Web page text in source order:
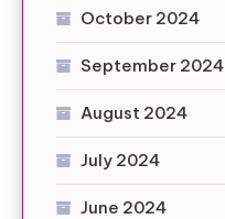
October 2024
September 2024
August 2024
July 2024
June 2024